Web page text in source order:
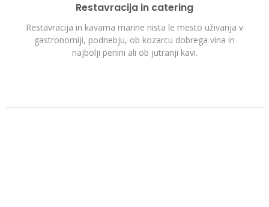
Restavracija in catering
Restavracija in kavarna marine nista le mesto uživanja v
gastronomiji, podnebju, ob kozarcu dobrega vina in
najbolji penini ali ob jutranji kavi.